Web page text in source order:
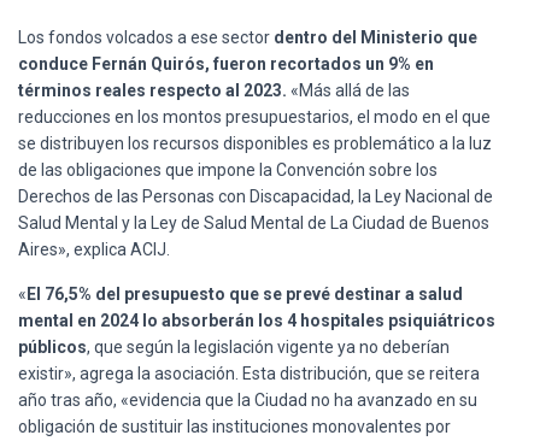
Los fondos volcados a ese sector dentro del Ministerio que
conduce Fernán Quirós, fueron recortados un 9% en
términos reales respecto al 2023. «Más allá de las
reducciones en los montos presupuestarios, el modo en el que
se distribuyen los recursos disponibles es problemático a la luz
de las obligaciones que impone la Convención sobre los
Derechos de las Personas con Discapacidad, la Ley Nacional de
Salud Mental y la Ley de Salud Mental de La Ciudad de Buenos
Aires», explica ACIJ.
« El 76,5% del presupuesto que se prevé destinar a salud
mental en 2024 lo absorberán los 4 hospitales psiquiátricos
públicos, que según la legislación vigente ya no deberían
existir», agrega la asociación. Esta distribución, que se reitera
año tras año, «evidencia que la Ciudad no ha avanzado en su
obligación de sustituir las instituciones monovalentes por